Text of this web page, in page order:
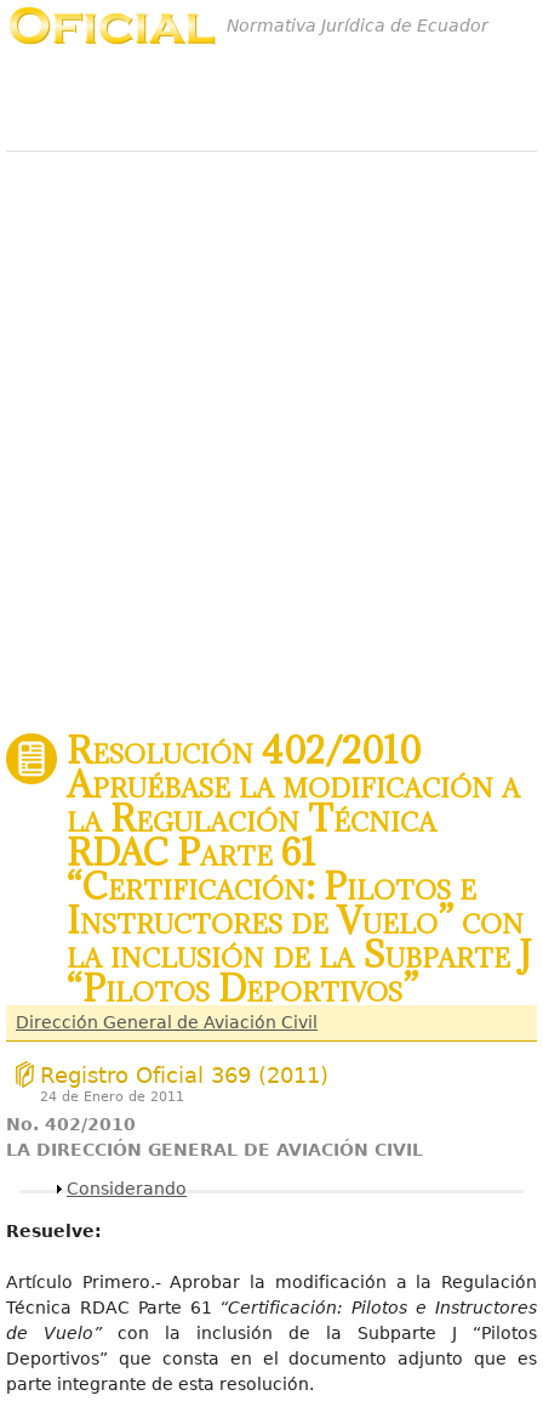
Normativa Jurídica de Ecuador
Resolución 402/2010
Apruébase la modificación a
la Regulación Técnica
RDAC Parte 61
“Certificación: Pilotos e
Instructores de Vuelo” con
la inclusión de la Subparte J
“Pilotos Deportivos”
Dirección General de Aviación Civil
Registro Oficial 369 (2011)
24 de Enero de 2011
No. 402/2010
LA DIRECCIÓN GENERAL DE AVIACIÓN CIVIL
Mostrar
Considerando
Resuelve:
Artículo Primero.- Aprobar la modificación a la Regulación
Técnica RDAC Parte 61 “Certificación: Pilotos e Instructores
de Vuelo” con la inclusión de la Subparte J “Pilotos
Deportivos” que consta en el documento adjunto que es
parte integrante de esta resolución.